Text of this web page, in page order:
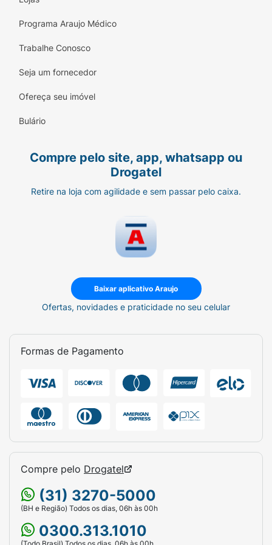
Pais que desejam unir funcionalidade,
Copo Infantil MIO , onde aprendizado e
em passeios, torne cada momento especial e
educativo com a companhia de Nemo e sua
Programa Araujo Médico
Trabalhe Conosco
Seja um fornecedor
Ofereça seu imóvel
Bulário
Compre pelo site, app, whatsapp ou
Drogatel
Retire na loja com agilidade e sem passar pelo caixa.
Baixar aplicativo Araujo
Ofertas, novidades e praticidade no seu celular
Formas de Pagamento
Compre pelo Drogatel
(31) 3270-5000
(BH e Região) Todos os dias, 06h às 00h
0300.313.1010